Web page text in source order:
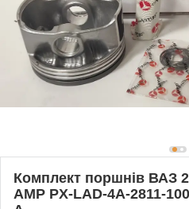
Комплект поршнів ВАЗ
AMP PX-LAD-4A-2811-